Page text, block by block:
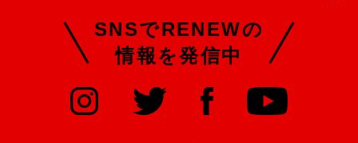
SNSでRENEWの
情報を発信中